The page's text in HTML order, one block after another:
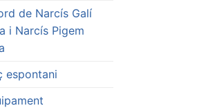
de Narcís Galí
i Narcís Pigem
espontani